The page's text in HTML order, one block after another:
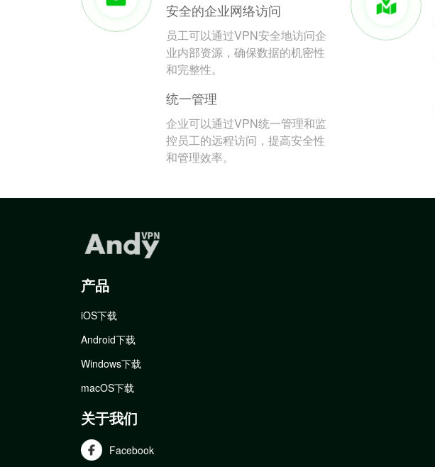
安全的企业网络访问
员工可以通过VPN安全地访问企
业内部资源，确保数据的机密性
和完整性。
统一管理
企业可以通过VPN统一管理和监
控员工的远程访问，提高安全性
和管理效率。
产品
iOS下载
Android下载
Windows下载
macOS下载
关于我们
Facebook